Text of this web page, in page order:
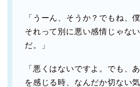
「うーん、そうか？でもね、
それって別に悪い感情じゃな
だ。」
「悪くはないですよ。でも、
を感じる時、なんだか切ない